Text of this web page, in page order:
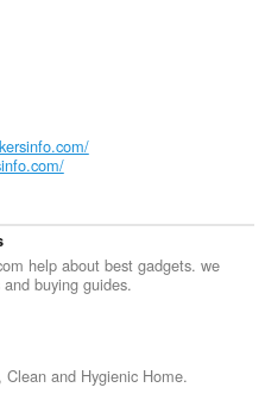
help about best gadgets. we
buying guides.
and Hygienic Home.